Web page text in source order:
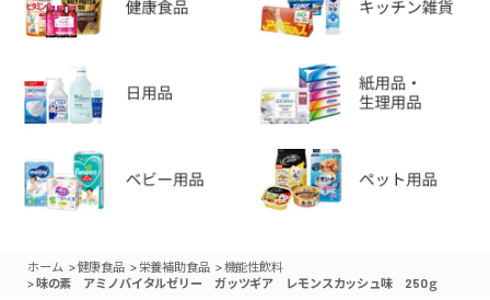
ホーム >健康食品 > 栄養補助食品 >機能性飲料
> 味の素 アミノバイタルゼリー ガッツギア レモンスカッシュ味 250ｇ